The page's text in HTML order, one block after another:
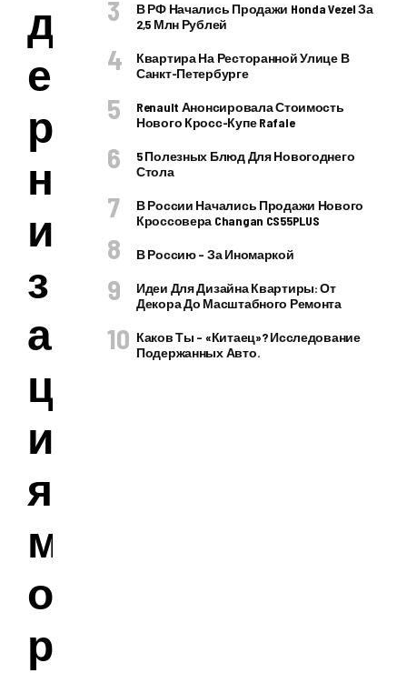
д
е
р
н
и
з
а
ц
и
я
м
о
р
В РФ Начались Продажи Honda Vezel За
2,5 Млн Рублей
Квартира На Ресторанной Улице В
Санкт-Петербурге
Renault Анонсировала Стоимость
Нового Кросс-Купе Rafale
5 Полезных Блюд Для Новогоднего
Стола
В России Начались Продажи Нового
Кроссовера Changan CS55PLUS
В Россию – За Иномаркой
Идеи Для Дизайна Квартиры: От
Декора До Масштабного Ремонта
Каков Ты – «китаец»? Исследование
Подержанных Авто.